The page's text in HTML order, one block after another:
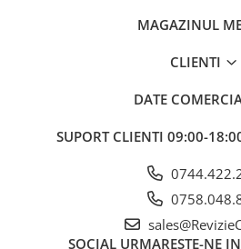
MAGAZINUL
CLIENTI
DATE
SUPORT CLIENTI 09:00-
SOCIAL URMARESTE-NE